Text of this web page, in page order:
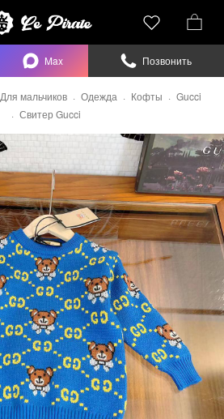
Для мальчиков Одежда Кофты
Gucci
Свитер Gucci
Max Позвонить